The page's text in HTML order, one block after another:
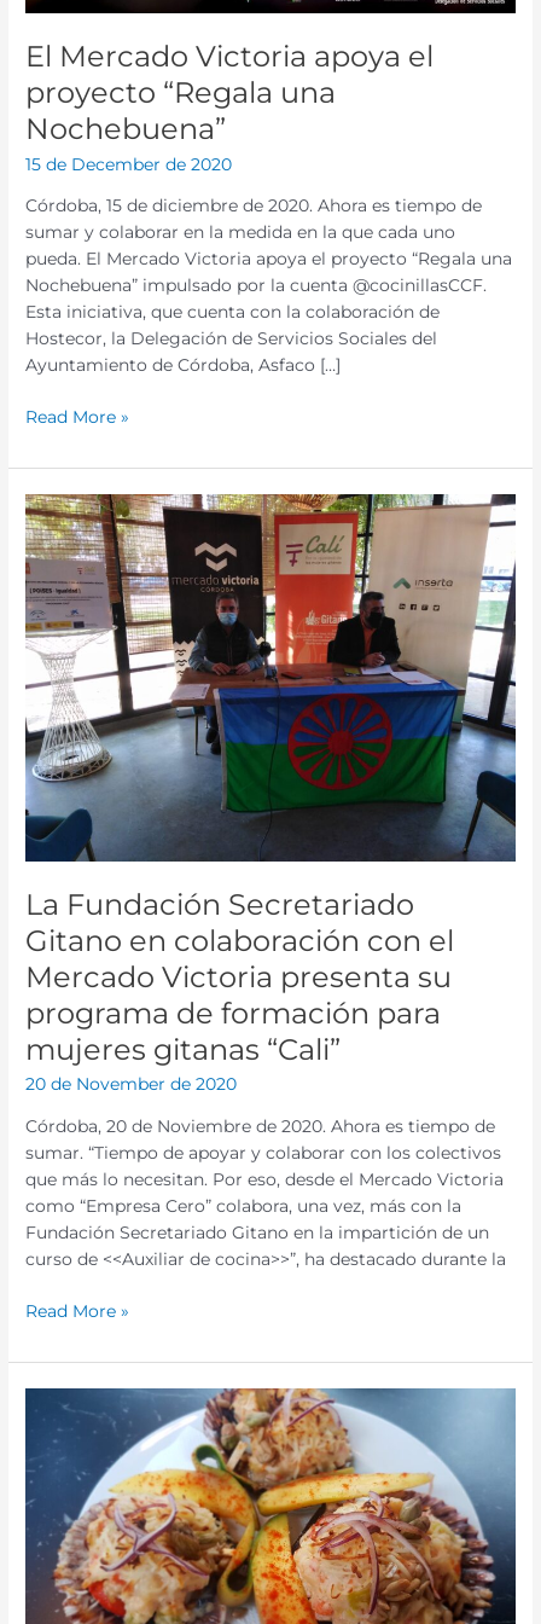
El Mercado Victoria apoya el
proyecto “Regala una
Nochebuena”
15 de December de 2020
Córdoba, 15 de diciembre de 2020. Ahora es tiempo de
sumar y colaborar en la medida en la que cada uno
pueda. El Mercado Victoria apoya el proyecto “Regala una
Nochebuena” impulsado por la cuenta @cocinillasCCF.
Esta iniciativa, que cuenta con la colaboración de
Hostecor, la Delegación de Servicios Sociales del
Ayuntamiento de Córdoba, Asfaco […]
Read More »
La Fundación Secretariado
Gitano en colaboración con el
Mercado Victoria presenta su
programa de formación para
mujeres gitanas “Cali”
20 de November de 2020
Córdoba, 20 de Noviembre de 2020. Ahora es tiempo de
sumar. “Tiempo de apoyar y colaborar con los colectivos
que más lo necesitan. Por eso, desde el Mercado Victoria
como “Empresa Cero” colabora, una vez, más con la
Fundación Secretariado Gitano en la impartición de un
curso de <<Auxiliar de cocina>>”, ha destacado durante la
La
Fundación
Secretariado
Gitano
en
colaboración
con
el
Mercado
Victoria
presenta
programa
para
mujeres
gitanas
“Cali”
Read More »
Mercado
Victoria,
también,
es
apostar